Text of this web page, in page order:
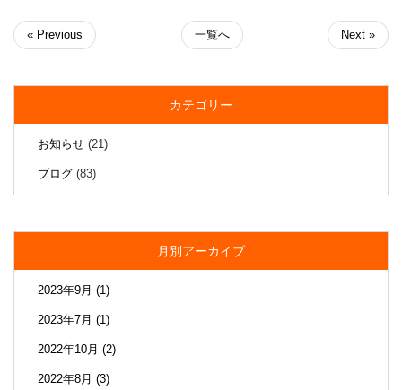
« Previous 一覧へ Next »
カテゴリー
お知らせ (21)
ブログ (83)
月別アーカイブ
2023年9月 (1)
2023年7月 (1)
2022年10月 (2)
2022年8月 (3)